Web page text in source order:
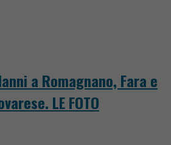
a Romagnano, Fara e
LE FOTO